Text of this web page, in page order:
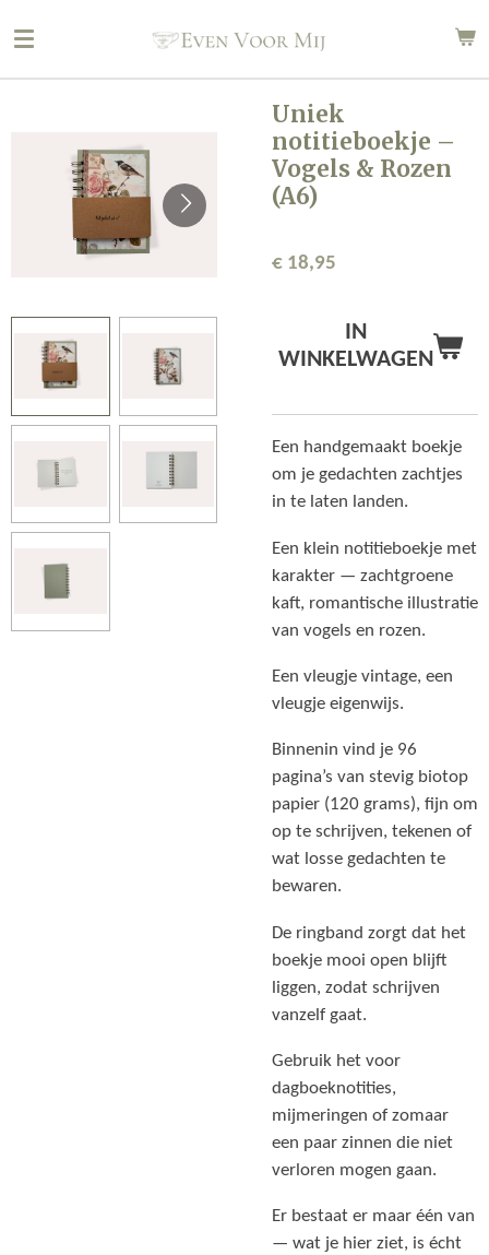
direct
naar
Uniek
notitieboekje –
Vogels & Rozen
(A6)
€ 18,95
IN
WINKELWAGEN
Een handgemaakt boekje
om je gedachten zachtjes
in te laten landen.
Een klein notitieboekje met
karakter — zachtgroene
kaft, romantische illustratie
van vogels en rozen.
Een vleugje vintage, een
vleugje eigenwijs.
Binnenin vind je 96
pagina’s van stevig biotop
papier (120 grams), fijn om
op te schrijven, tekenen of
wat losse gedachten te
bewaren.
De ringband zorgt dat het
boekje mooi open blijft
liggen, zodat schrijven
vanzelf gaat.
Gebruik het voor
dagboeknotities,
mijmeringen of zomaar
een paar zinnen die niet
verloren mogen gaan.
Er bestaat er maar één van
— wat je hier ziet, is écht